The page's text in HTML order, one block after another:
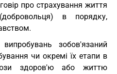
про страхування життя
в порядку,
випробувань зобов'язаний
чи окремі їх етапи в
здоров'ю або життю